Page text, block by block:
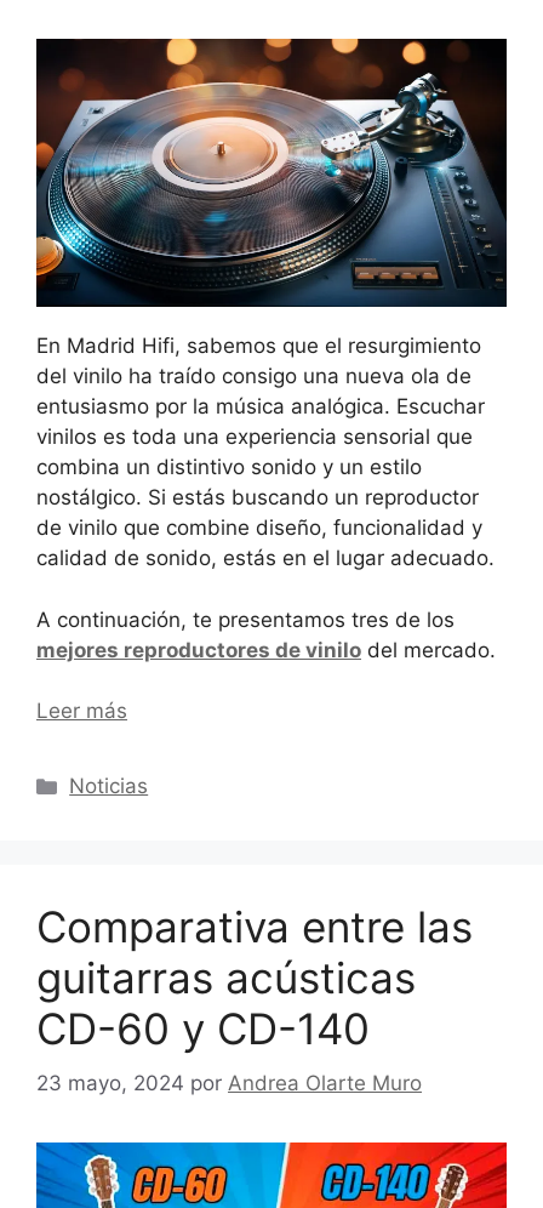
En Madrid Hifi, sabemos que el resurgimiento
del vinilo ha traído consigo una nueva ola de
entusiasmo por la música analógica. Escuchar
vinilos es toda una experiencia sensorial que
combina un distintivo sonido y un estilo
nostálgico. Si estás buscando un reproductor
de vinilo que combine diseño, funcionalidad y
calidad de sonido, estás en el lugar adecuado.
A continuación, te presentamos tres de los
mejores reproductores de vinilo del mercado.
Leer más
Categorías
Noticias
Comparativa entre las
guitarras acústicas
CD-60 y CD-140
23 mayo, 2024 por Andrea Olarte Muro